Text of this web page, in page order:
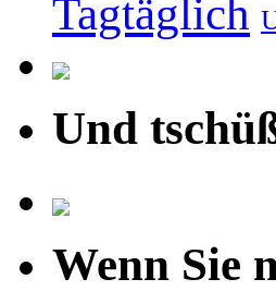
Tagtäglich
Und
Wenn Sie